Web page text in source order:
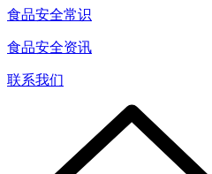
食品安全常识
食品安全资讯
联系我们